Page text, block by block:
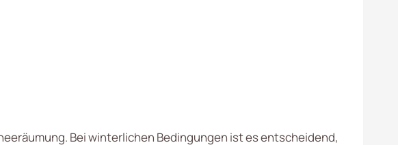
Bei winterlichen Bedingungen ist es entscheidend,